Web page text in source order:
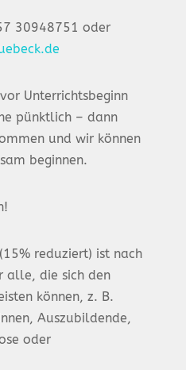
30948751 oder
Unterrichtsbeginn
pünktlich – dann
und wir können
beginnen.
reduziert) ist nach
alle, die sich den
können, z. B.
Auszubildende,
oder